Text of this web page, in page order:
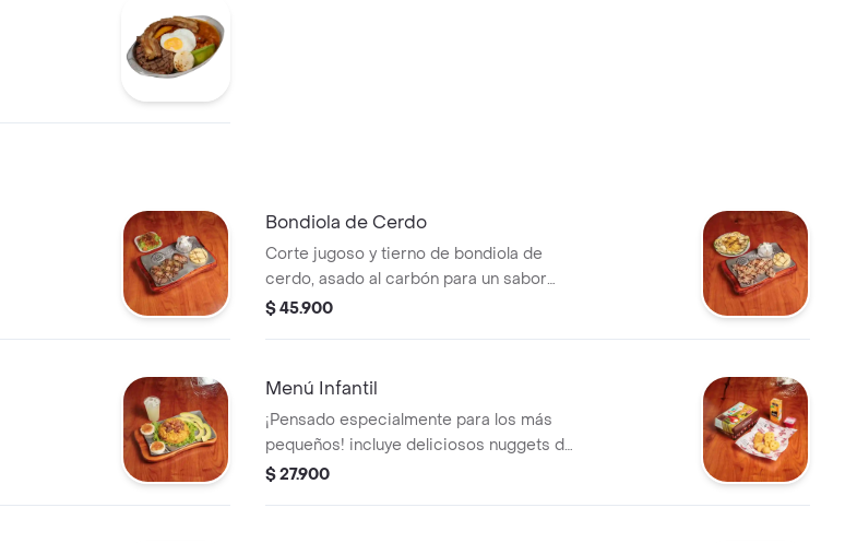
Bondiola de Cerdo
Corte jugoso y tierno de bondiola de
cerdo, asado al carbón para un sabor
profundo y ahumado. acompañado de
piña y más). una combinación balanceada
$ 45.900
Menú Infantil
¡Pensado especialmente para los más
pequeños! incluye deliciosos nuggets de
pollo dorados, papas sonrisa crujientes,
$ 27.900